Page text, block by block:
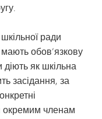
ради
обов’язкову
як шкільна
засідання, за
членам